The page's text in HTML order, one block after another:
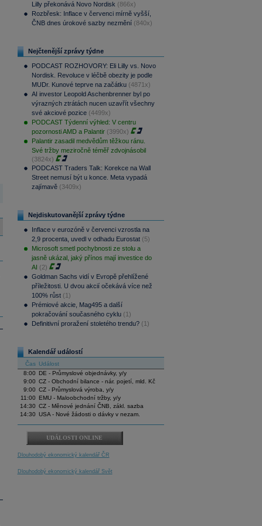
Lilly překonává Novo Nordisk (866x)
Rozbřesk: Inflace v červenci mírně vyšší,
ČNB dnes úrokové sazby nezmění (840x)
Nejčtenější zprávy týdne
PODCAST ROZHOVORY: Eli Lilly vs. Novo
Nordisk. Revoluce v léčbě obezity je podle
MUDr. Kunové teprve na začátku (4871x)
AI investor Leopold Aschenbrenner byl po
výrazných ztrátách nucen uzavřít všechny
své akciové pozice (4499x)
PODCAST Týdenní výhled: V centru
pozornosti AMD a Palantir (3990x)
Palantir zasadil medvědům těžkou ránu.
Své tržby meziročně téměř zdvojnásobil
(3824x)
PODCAST Traders Talk: Korekce na Wall
Street nemusí být u konce. Meta vypadá
zajímavě (3409x)
Nejdiskutovanější zprávy týdne
Inflace v eurozóně v červenci vzrostla na
2,9 procenta, uvedl v odhadu Eurostat (5)
Microsoft smetl pochybnosti ze stolu a
jasně ukázal, jaký přínos mají investice do
AI (2)
Goldman Sachs vidí v Evropě přehlížené
příležitosti. U dvou akcií očekává více než
100% růst (1)
Prémiové akcie, Mag495 a další
pokračování současného cyklu (1)
Definitivní proražení stoletého trendu? (1)
Kalendář událostí
Čas Událost
8:00
DE - Průmyslové objednávky, y/y
9:00 CZ - Obchodní bilance - nár. pojetí, mld. Kč
9:00 CZ - Průmyslová výroba, y/y
11:00
EMU - Maloobchodní tržby, y/y
14:30 CZ - Měnové jednání ČNB, zákl. sazba
14:30 USA - Nové žádosti o dávky v nezam.
UDÁLOSTI ONLINE
Dlouhodobý ekonomický kalendář ČR
Dlouhodobý ekonomický kalendář Svět